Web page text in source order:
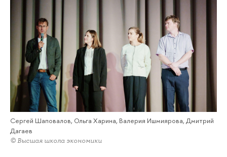
Сергей Шаповалов, Ольга Харина, Валерия Ишмиярова, Дмитрий
Дагаев
© Высшая школа экономики